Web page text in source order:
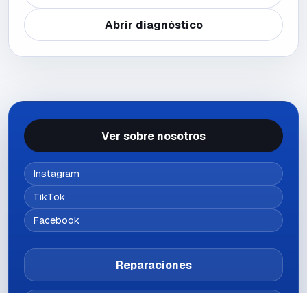
Abrir diagnóstico
Ver sobre nosotros
Instagram
TikTok
Facebook
Reparaciones